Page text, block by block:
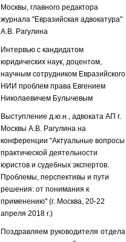
Москвы, главного редактора
журнала "Евразийская адвокатура"
А.В. Рагулина
Интервью с кандидатом
юридических наук, доцентом,
научным сотрудником Евразийского
НИИ проблем права Евгением
Николаевичем Булычевым
Выступление д.ю.н., адвоката АП г.
Москвы А.В. Рагулина на
конференции "Актуальные вопросы
практической деятельности
юристов и судебных экспертов.
Проблемы, перспективы и пути
решения: от понимания к
применению" (г. Москва, 20-22
апреля 2018 г.)
Поздравляем руководителя отдела